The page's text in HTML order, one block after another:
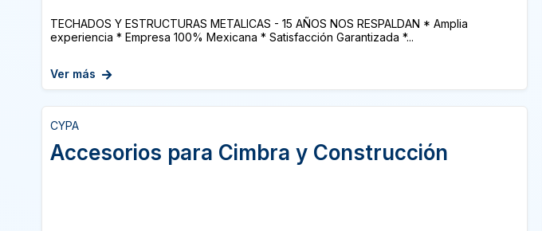
TECHADOS Y ESTRUCTURAS METALICAS - 15 AÑOS NOS RESPALDAN * Amplia
experiencia * Empresa 100% Mexicana * Satisfacción Garantizada *...
Ver más
CYPA
Accesorios para Cimbra y Construcción